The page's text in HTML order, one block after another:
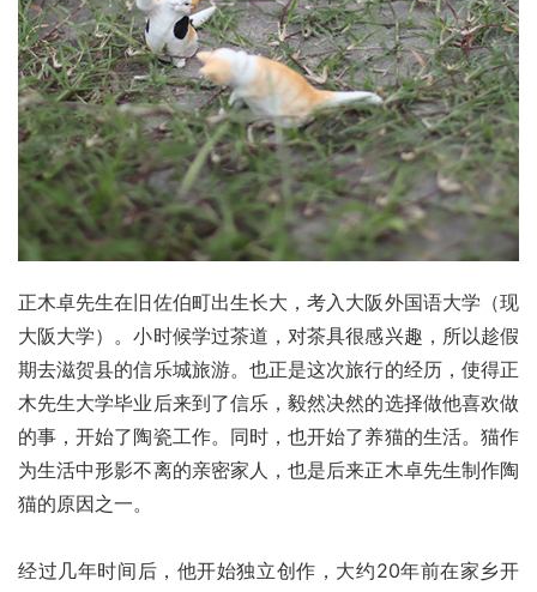
正木卓先生在旧佐伯町出生长大，考入大阪外国语大学（现
大阪大学）。小时候学过茶道，对茶具很感兴趣，所以趁假
期去滋贺县的信乐城旅游。也正是这次旅行的经历，使得正
木先生大学毕业后来到了信乐，毅然决然的选择做他喜欢做
的事，开始了陶瓷工作。同时，也开始了养猫的生活。猫作
为生活中形影不离的亲密家人，也是后来正木卓先生制作陶
猫的原因之一。
经过几年时间后，他开始独立创作，大约20年前在家乡开